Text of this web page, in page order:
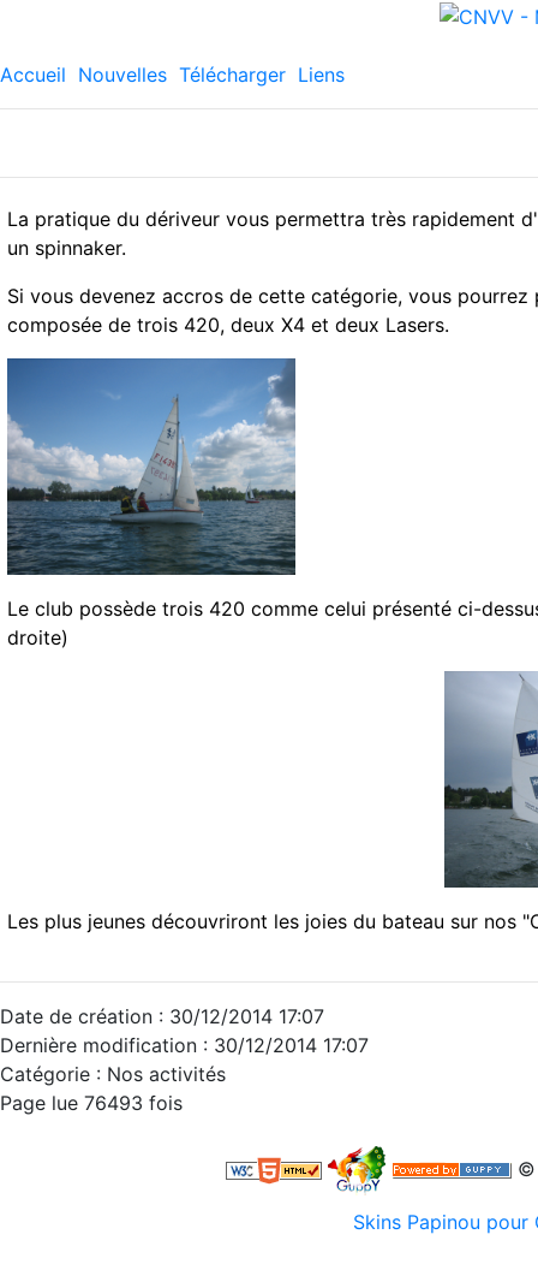
Accueil Nouvelles Télécharger Liens
La pratique du dériveur vous permettra très rapidement
un spinnaker.
Si vous devenez accros de cette catégorie, vous
composée de trois 420, deux X4 et deux Lasers.
Le club possède trois 420 comme celui présenté ci-
droite)
Les plus jeunes découvriront les joies du bateau sur nos
Date de création : 30/12/2014 17:07
Dernière modification : 30/12/2014 17:07
Catégorie : Nos activités
Page lue 76493 fois
©
Skins Papinou